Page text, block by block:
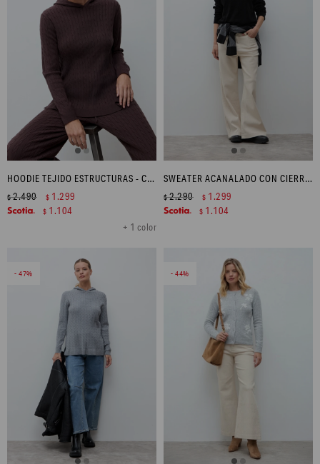
HOODIE TEJIDO ESTRUCTURAS - CHOCOLATE
+ 1 color
$2.490 $ 1.299
$ 1.104
SWEATER ACANALADO CON CIERRE - NEGRO
$2.290 $ 1.299
$ 1.104
47 44